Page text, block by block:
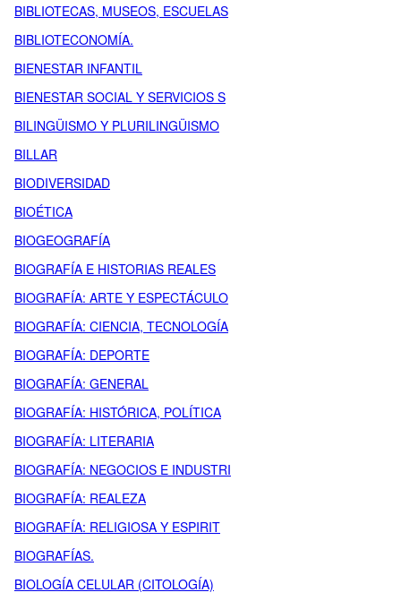
BIBLIOTECAS, MUSEOS, ESCUELAS
BIBLIOTECONOMÍA.
BIENESTAR INFANTIL
BIENESTAR SOCIAL Y SERVICIOS S
BILINGÜISMO Y PLURILINGÜISMO
BILLAR
BIODIVERSIDAD
BIOÉTICA
BIOGEOGRAFÍA
BIOGRAFÍA E HISTORIAS REALES
BIOGRAFÍA: ARTE Y ESPECTÁCULO
BIOGRAFÍA: CIENCIA, TECNOLOGÍA
BIOGRAFÍA: DEPORTE
BIOGRAFÍA: GENERAL
BIOGRAFÍA: HISTÓRICA, POLÍTICA
BIOGRAFÍA: LITERARIA
BIOGRAFÍA: NEGOCIOS E INDUSTRI
BIOGRAFÍA: REALEZA
BIOGRAFÍA: RELIGIOSA Y ESPIRIT
BIOGRAFÍAS.
BIOLOGÍA CELULAR (CITOLOGÍA)